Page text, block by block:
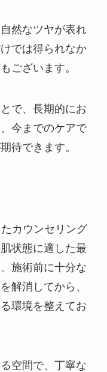
然なツヤが表れ
では得られなか
ございます。
で、長期的にお
今までのケアで
待できます。
カウンセリング
状態に適した最
施術前に十分な
解消してから、
環境を整えてお
空間で、丁寧な